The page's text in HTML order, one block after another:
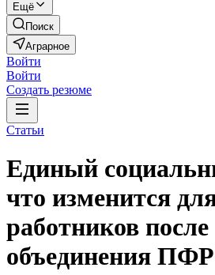
Ещё
Поиск
Аграрное
Войти
Войти
Создать резюме
Статьи
Единый
что изменится
работников после
объединения